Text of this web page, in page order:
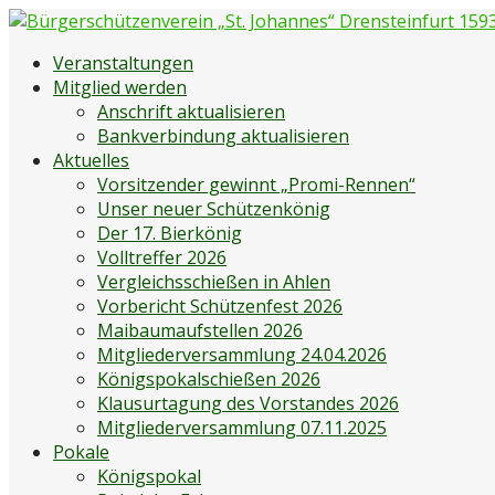
Zum
springenVeranstaltungen
Mitglied werden
Anschrift aktualisieren
Bankverbindung aktualisieren
Aktuelles
Vorsitzender gewinnt „Promi-Rennen“
Unser neuer Schützenkönig
Der 17. Bierkönig
Volltreffer 2026
Vergleichsschießen in Ahlen
Vorbericht Schützenfest 2026
Maibaumaufstellen 2026
Mitgliederversammlung 24.04.2026
Königspokalschießen 2026
Klausurtagung des Vorstandes 2026
Mitgliederversammlung 07.11.2025
Pokale
Königspokal